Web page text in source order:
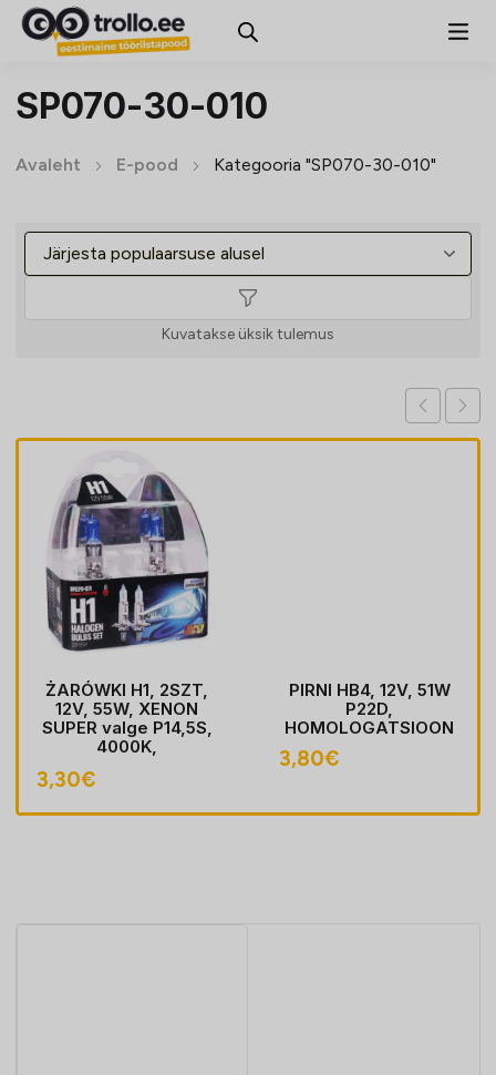
SP070-30-010
Avaleht E-pood Kategooria "SP070-30-010"
Kuvatakse üksik tulemus
ŻARÓWKI H1, 2SZT,
12V, 55W, XENON
SUPER valge P14,5S,
4000K,
3,30€
PIRNI HB4, 12V, 51W
P22D,
HOMOLOGATSIOON
3,80€